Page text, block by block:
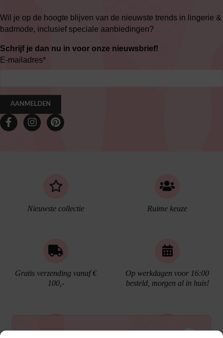
Wil je op de hoogte blijven van de nieuwste trends in lingerie &
badmode, inclusief speciale aanbiedingen?
Schrijf je dan nu in voor onze nieuwsbrief!
E-mailadres*
AANMELDEN
Nieuwste collectie Ruime keuze
Gratis verzending vanaf €
100,-
Op werkdagen voor 16:00
besteld, morgen al in huis!